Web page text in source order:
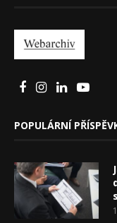
POPULÁRNÍ